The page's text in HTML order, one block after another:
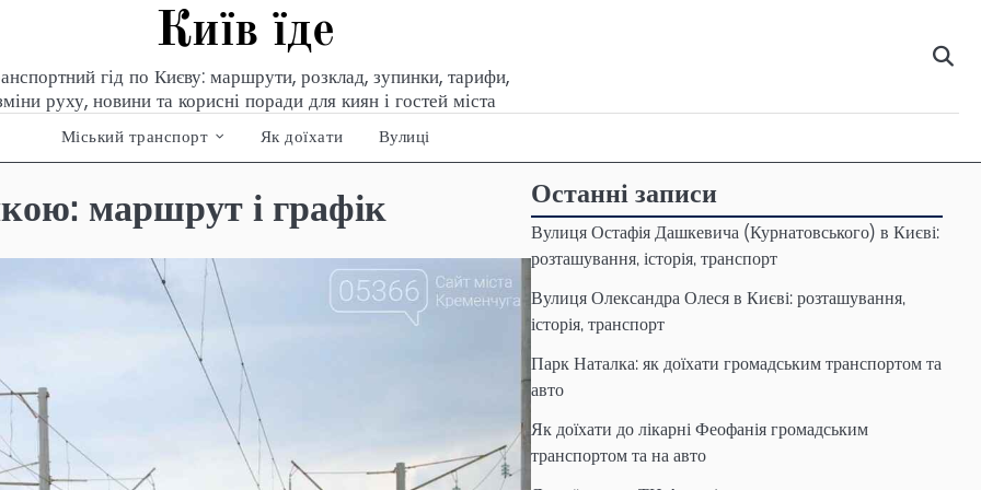
Київ їде
гід по Києву: маршрути, розклад, зупинки, тарифи,
руху, новини та корисні поради для киян і гостей міста
Міський транспорт Як доїхати Вулиці
маршрут і графік Останні записи
Вулиця Остафія Дашкевича (Курнатовського) в Києві:
розташування, історія, транспорт
Вулиця Олександра Олеся в Києві: розташування,
історія, транспорт
Парк Наталка: як доїхати громадським транспортом та
авто
Як доїхати до лікарні Феофанія громадським
транспортом та на авто